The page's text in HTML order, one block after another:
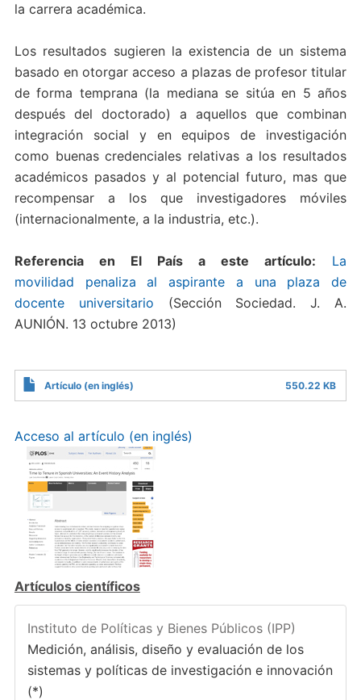
la carrera académica.
Los resultados sugieren la existencia de un sistema
basado en otorgar acceso a plazas de profesor titular
de forma temprana (la mediana se sitúa en 5 años
después del doctorado) a aquellos que combinan
integración social y en equipos de investigación
como buenas credenciales relativas a los resultados
académicos pasados y al potencial futuro, mas que
recompensar a los que investigadores móviles
(internacionalmente, a la industria, etc.).
Referencia en El País a este artículo:
La
movilidad penaliza al aspirante a una plaza de
docente universitario (Sección Sociedad. J. A.
AUNIÓN. 13 octubre 2013)
Artículo (en inglés) 550.22 KB
Acceso al artículo (en inglés)
Artículos científicos
Instituto de Políticas y Bienes Públicos (IPP)
Medición, análisis, diseño y evaluación de los
sistemas y políticas de investigación e innovación
(*)